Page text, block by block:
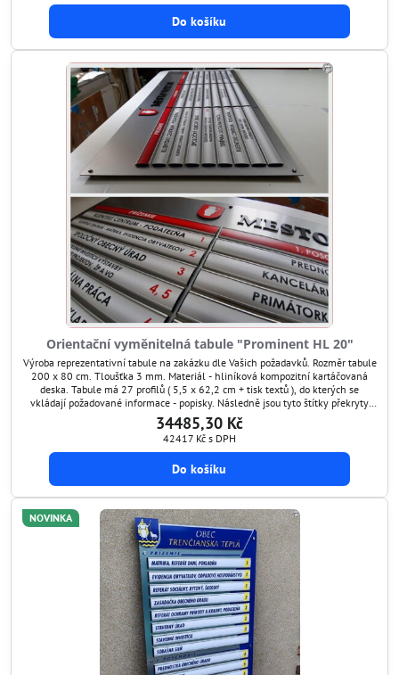
Do košíku
Orientační vyměnitelná tabule "Prominent HL 20"
Výroba reprezentativní tabule na zakázku dle Vašich požadavků. Rozměr tabule
200 x 80 cm. Tloušťka 3 mm. Materiál - hliníková kompozitní kartáčovaná
deska. Tabule má 27 profilů ( 5,5 x 62,2 cm + tisk textů ), do kterých se
vkládají požadované informace - popisky. Následně jsou tyto štítky překryty
ochranným průhledným štítem, který je antireflexní a chrání grafiku před
poškozením. Tímto...
34485,30 Kč
42417 Kč s DPH
Do košíku
NOVINKA